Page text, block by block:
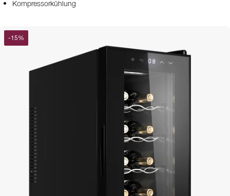
Kompressorkühlung
-15%